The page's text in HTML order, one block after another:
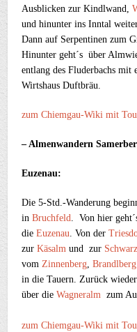
Ausblicken zur Kindlwand,
und hinunter ins Inntal
Dann auf Serpentinen zum
Hinunter geht´s über
entlang des Fluderbachs mit
Wirtshaus Duftbräu.
zum Chiemgau-Wiki mit
– Almenwandern
Euzenau:
Die 5-Std.-Wanderung
inBruchfeld. Von hier
dieEuzenau. Von der
zurKäsalm und zur
vomZinnenberg,Brandlberg
in die Tauern. Zurück
über dieWagneralm zum
zum Chiemgau-Wiki mit